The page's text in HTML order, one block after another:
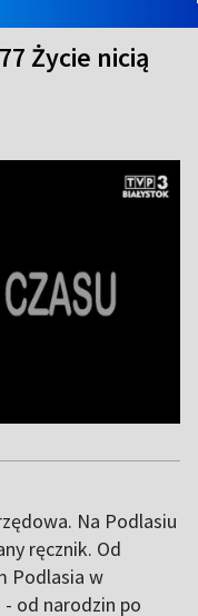
Życie nicią
Na Podlasiu
ręcznik. Od
Podlasia w
od narodzin po